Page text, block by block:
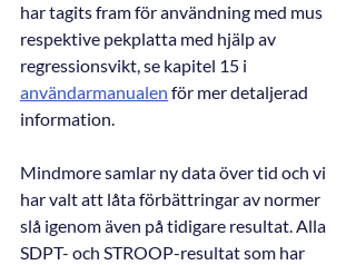
har tagits fram för användning med mus
respektive pekplatta med hjälp av
regressionsvikt, se kapitel 15 i
användarmanualen för mer detaljerad
information.
Mindmore samlar ny data över tid och vi
har valt att låta förbättringar av normer
slå igenom även på tidigare resultat. Alla
SDPT- och STROOP-resultat som har